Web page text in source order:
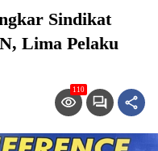
Sindikat
Lima Pelaku
110